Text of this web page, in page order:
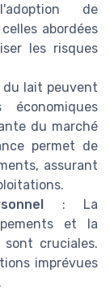
de
abordées
les risques
du lait peuvent
du marché
permet de
assurant
: La
et la
cruciales.
imprévues